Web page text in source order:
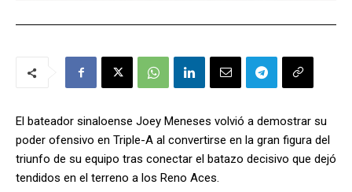
El bateador sinaloense Joey Meneses volvió a demostrar su
poder ofensivo en Triple-A al convertirse en la gran figura del
triunfo de su equipo tras conectar el batazo decisivo que dejó
tendidos en el terreno a los Reno Aces.